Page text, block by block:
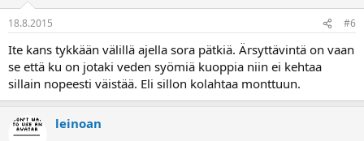
18.8.2015 #6
Ite kans tykkään välillä ajella sora pätkiä. Ärsyttävintä on vaan
se että ku on jotaki veden syömiä kuoppia niin ei kehtaa
sillain nopeesti väistää. Eli sillon kolahtaa monttuun.
leinoan